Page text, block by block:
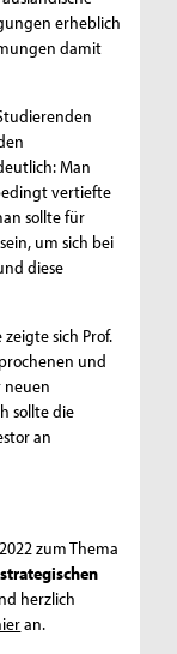
erheblich
damit
Man
vertiefte
sollte für
um sich bei
diese
sich Prof.
und
sollte die
an
zum Thema
herzlich
an.